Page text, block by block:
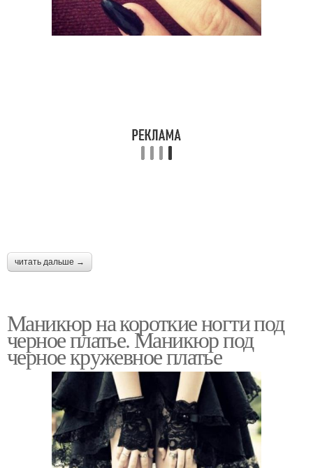
читать дальше →
Маникюр на короткие ногти под
черное платье. Маникюр под
черное кружевное платье